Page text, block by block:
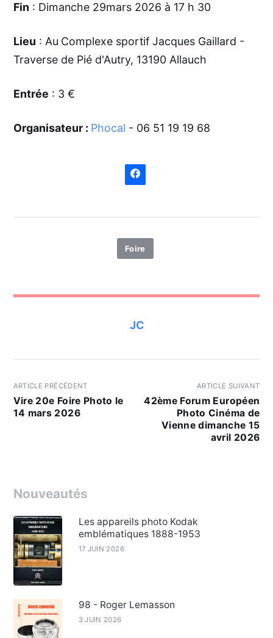
Fin : Dimanche 29mars 2026 à 17 h 30
Lieu : Au Complexe sportif Jacques Gaillard -
Traverse de Pié d'Autry, 13190 Allauch
Entrée : 3 €
Organisateur : Phocal - 06 51 19 19 68
Foire
JC
ARTICLE PRÉCÉDENT
Vire 20e Foire Photo le
14 mars 2026
ARTICLE SUIVANT
42ème Forum Européen
Photo Cinéma de
Vienne dimanche 15
avril 2026
Nouveautés
Les appareils photo Kodak
emblématiques 1888-1953
17 JUIN 2026
98 - Roger Lemasson
3 JUIN 2026